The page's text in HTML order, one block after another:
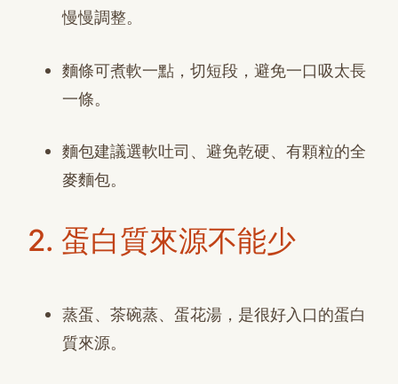
慢慢調整。
麵條可煮軟一點，切短段，避免一口吸太長
一條。
麵包建議選軟吐司、避免乾硬、有顆粒的全
麥麵包。
2. 蛋白質來源不能少
蒸蛋、茶碗蒸、蛋花湯，是很好入口的蛋白
質來源。